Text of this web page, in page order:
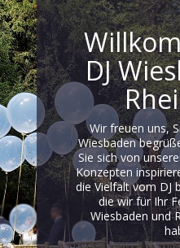
DJ
Wir freuen uns,
Wiesbaden
Sie sich von
Konzepten
die Vielfalt vom DJ
die wir für Ihr
Wiesbaden und